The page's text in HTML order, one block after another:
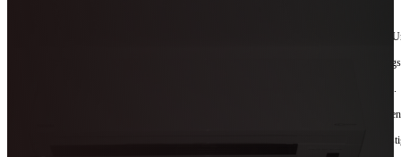
Manchmal braucht es nur eine zweite Chance. Für Geräte. Für Ressourcen. Für unsere
reparieren wir, was andere
Jede gerettete Maschine zählt. Jeder reparierte Motor wirkt. Jede Entscheidung macht
Reparieren statt wegwerfen. Verantwortung statt Verschwendung. Zukunft statt